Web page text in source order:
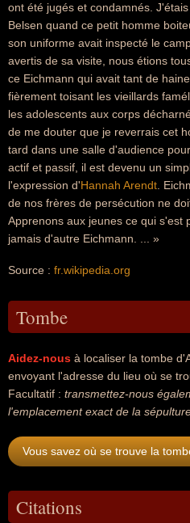
ont été jugés et condamnés.
Belsen quand ce petit homme
son uniforme avait inspecté le
avertis de sa visite, nous étions
ce Eichmann qui avait tant de
fièrement toisant les vieillards
les adolescents aux corps
de me douter que je reverrais cet
tard dans une salle d'audience
actif et passif, il est devenu un
l'expression d'Hannah Arendt .
de nos frères de persécution ne
Apprenons aux jeunes ce qui s'est
jamais d'autre Eichmann. ... »
Source : fr.wikipedia.org
Tombe
Aidez-nous à localiser la tombe
envoyant l'adresse du lieu où se
Facultatif : transmettez-nous
l'emplacement exact de la
Vous savez où se trouve la
Citations